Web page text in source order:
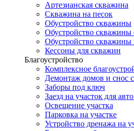
Артезианская скважина
Скважина на песок
Обустройство скважины
Обустройство скважины
Обустройство скважины
Кессоны для скважин
Благоустройство
Комплексное
Демонтаж домов и снос
Заборы под ключ
Заезд на участок для
Освещение участка
Парковка на участке
Устройство дренажа на